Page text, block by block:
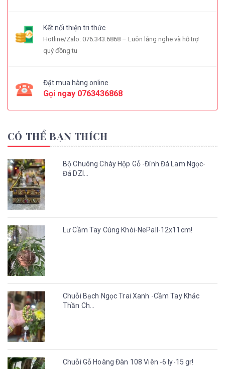
Kết nối thiện tri thức
Hotline/Zalo: 076.343.6868 – Luôn lắng nghe và hỗ trợ
quý đồng tu
Đặt mua hàng online
Gọi ngay 0763436868
CÓ THỂ BẠN THÍCH
Bộ Chuông Chày Hộp Gỗ -Đính Đá Lam Ngọc-
Đá DZI...
Lư Cầm Tay Cúng Khói-NePall-12x11cm!
Chuỗi Bạch Ngọc Trai Xanh -Cầm Tay Khắc
Thần Ch...
Chuỗi Gỗ Hoàng Đàn 108 Viên -6 ly-15 gr!